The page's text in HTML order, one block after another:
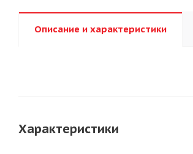
Описание и характеристики
Характеристики